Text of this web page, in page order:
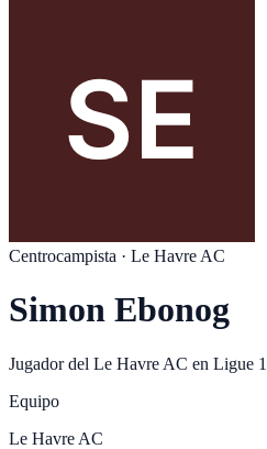
Centrocampista · Le Havre AC
Simon Ebonog
Jugador del Le Havre AC en Ligue 1
Equipo
Le Havre AC